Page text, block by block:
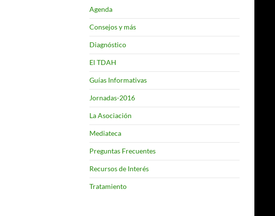
Agenda
Consejos y más
Diagnóstico
El TDAH
Guías Informativas
Jornadas-2016
La Asociación
Mediateca
Preguntas Frecuentes
Recursos de Interés
Tratamiento